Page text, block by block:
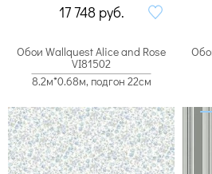
17 748 руб.
Обои Wallquest Alice and Rose
VI81502
8.2м*0.68м, подгон 22см